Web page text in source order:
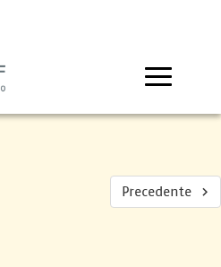
Precedente